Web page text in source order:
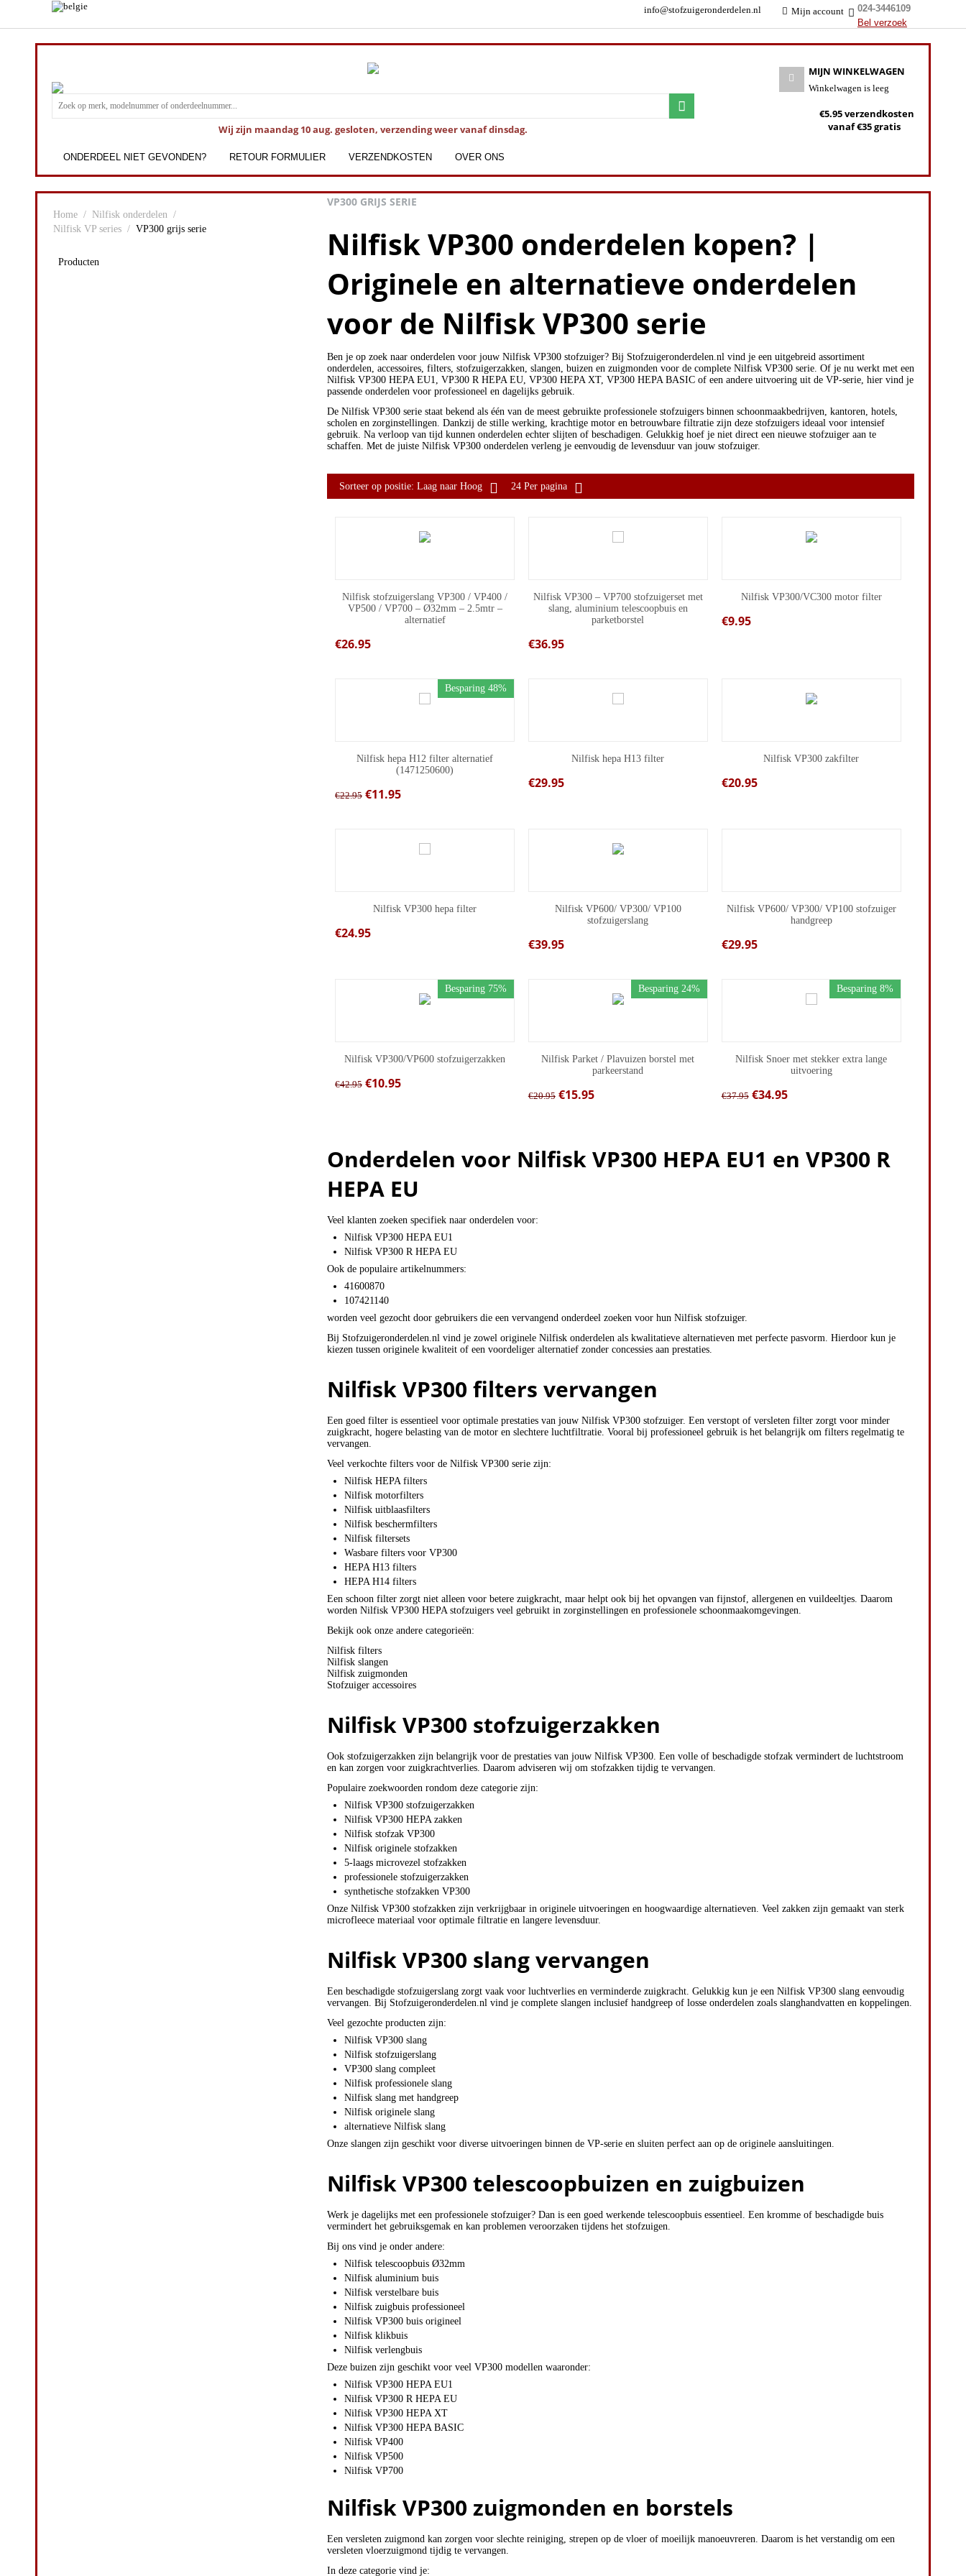
024-3446109
Bel verzoek
Mijn account
info@stofzuigeronderdelen.nl
Wij zijn maandag 10 aug. gesloten, verzending weer vanaf dinsdag.
MIJN WINKELWAGEN
Winkelwagen is leeg
€5.95 verzendkosten
vanaf €35 gratis
ONDERDEEL NIET GEVONDEN? RETOUR FORMULIER VERZENDKOSTEN OVER ONS
Home / Nilfisk onderdelen /
Nilfisk VP series / VP300 grijs serie
Producten
VP300 GRIJS SERIE
Nilfisk VP300 onderdelen kopen? |
Originele en alternatieve onderdelen
voor de Nilfisk VP300 serie
Ben je op zoek naar onderdelen voor jouw Nilfisk VP300 stofzuiger? Bij Stofzuigeronderdelen.nlvind je een uitgebreid assortiment
onderdelen, accessoires, filters, stofzuigerzakken, slangen, buizen en zuigmonden voor de complete Nilfisk VP300 serie. Of je nu werkt met een
Nilfisk VP300 HEPA EU1, VP300 R HEPA EU, VP300 HEPA XT, VP300 HEPA BASIC of een andere uitvoering uit de VP-serie, hier vind je
passende onderdelen voor professioneel en dagelijks gebruik.
De Nilfisk VP300 serie staat bekend als één van de meest gebruikte professionele stofzuigers binnen schoonmaakbedrijven, kantoren, hotels,
scholen en zorginstellingen. Dankzij de stille werking, krachtige motor en betrouwbare filtratie zijn deze stofzuigers ideaal voor intensief
gebruik. Na verloop van tijd kunnen onderdelen echter slijten of beschadigen. Gelukkig hoef je niet direct een nieuwe stofzuiger aan te
schaffen. Met de juiste Nilfisk VP300 onderdelen verleng je eenvoudig de levensduur van jouw stofzuiger.
Sorteer op positie: Laag naar Hoog 24 Per pagina
Nilfisk stofzuigerslang VP300 / VP400 /
VP500 / VP700 – Ø32mm – 2.5mtr –
alternatief
€26.95
Nilfisk VP300 – VP700 stofzuigerset met
slang, aluminium telescoopbuis en
parketborstel
€36.95
Nilfisk VP300/VC300 motor filter
€9.95
Besparing 48%
Nilfisk hepa H12 filter alternatief
(1471250600)
€22.95 €11.95
Nilfisk hepa H13 filter
€29.95
Nilfisk VP300 zakfilter
€20.95
Nilfisk VP300 hepa filter
€24.95
Nilfisk VP600/ VP300/ VP100
stofzuigerslang
€39.95
Nilfisk VP600/ VP300/ VP100 stofzuiger
handgreep
€29.95
Besparing 75%
Nilfisk VP300/VP600 stofzuigerzakken
€42.95 €10.95
Besparing 24%
Nilfisk Parket / Plavuizen borstel met
parkeerstand
€20.95 €15.95
Besparing 8%
Nilfisk Snoer met stekker extra lange
uitvoering
€37.95 €34.95
Onderdelen voor Nilfisk VP300 HEPA EU1 en VP300 R
HEPA EU
Veel klanten zoeken specifiek naar onderdelen voor:
Nilfisk VP300 HEPA EU1
Nilfisk VP300 R HEPA EU
Ook de populaire artikelnummers:
41600870
107421140
worden veel gezocht door gebruikers die een vervangend onderdeel zoeken voor hun Nilfisk stofzuiger.
Bij Stofzuigeronderdelen.nl vind je zowel originele Nilfisk onderdelen als kwalitatieve alternatieven met perfecte pasvorm. Hierdoor kun je
kiezen tussen originele kwaliteit of een voordeliger alternatief zonder concessies aan prestaties.
Nilfisk VP300 filters vervangen
Een goed filter is essentieel voor optimale prestaties van jouw Nilfisk VP300 stofzuiger. Een verstopt of versleten filter zorgt voor minder
zuigkracht, hogere belasting van de motor en slechtere luchtfiltratie. Vooral bij professioneel gebruik is het belangrijk om filters regelmatig te
vervangen.
Veel verkochte filters voor de Nilfisk VP300 serie zijn:
Nilfisk HEPA filters
Nilfisk motorfilters
Nilfisk uitblaasfilters
Nilfisk beschermfilters
Nilfisk filtersets
Wasbare filters voor VP300
HEPA H13 filters
HEPA H14 filters
Een schoon filter zorgt niet alleen voor betere zuigkracht, maar helpt ook bij het opvangen van fijnstof, allergenen en vuildeeltjes. Daarom
worden Nilfisk VP300 HEPA stofzuigers veel gebruikt in zorginstellingen en professionele schoonmaakomgevingen.
Bekijk ook onze andere categorieën:
Nilfisk filters
Nilfisk slangen
Nilfisk zuigmonden
Stofzuiger accessoires
Nilfisk VP300 stofzuigerzakken
Ook stofzuigerzakken zijn belangrijk voor de prestaties van jouw Nilfisk VP300. Een volle of beschadigde stofzak vermindert de luchtstroom
en kan zorgen voor zuigkrachtverlies. Daarom adviseren wij om stofzakken tijdig te vervangen.
Populaire zoekwoorden rondom deze categorie zijn:
Nilfisk VP300 stofzuigerzakken
Nilfisk VP300 HEPA zakken
Nilfisk stofzak VP300
Nilfisk originele stofzakken
5-laags microvezel stofzakken
professionele stofzuigerzakken
synthetische stofzakken VP300
Onze Nilfisk VP300 stofzakken zijn verkrijgbaar in originele uitvoeringen en hoogwaardige alternatieven. Veel zakken zijn gemaakt van sterk
microfleece materiaal voor optimale filtratie en langere levensduur.
Nilfisk VP300 slang vervangen
Een beschadigde stofzuigerslang zorgt vaak voor luchtverlies en verminderde zuigkracht. Gelukkig kun je een Nilfisk VP300 slang eenvoudig
vervangen. Bij Stofzuigeronderdelen.nl vind je complete slangen inclusief handgreep of losse onderdelen zoals slanghandvatten en koppelingen.
Veel gezochte producten zijn:
Nilfisk VP300 slang
Nilfisk stofzuigerslang
VP300 slang compleet
Nilfisk professionele slang
Nilfisk slang met handgreep
Nilfisk originele slang
alternatieve Nilfisk slang
Onze slangen zijn geschikt voor diverse uitvoeringen binnen de VP-serie en sluiten perfect aan op de originele aansluitingen.
Nilfisk VP300 telescoopbuizen en zuigbuizen
Werk je dagelijks met een professionele stofzuiger? Dan is een goed werkende telescoopbuis essentieel. Een kromme of beschadigde buis
vermindert het gebruiksgemak en kan problemen veroorzaken tijdens het stofzuigen.
Bij ons vind je onder andere:
Nilfisk telescoopbuis Ø32mm
Nilfisk aluminium buis
Nilfisk verstelbare buis
Nilfisk zuigbuis professioneel
Nilfisk VP300 buis origineel
Nilfisk klikbuis
Nilfisk verlengbuis
Deze buizen zijn geschikt voor veel VP300 modellen waaronder:
Nilfisk VP300 HEPA EU1
Nilfisk VP300 R HEPA EU
Nilfisk VP300 HEPA XT
Nilfisk VP300 HEPA BASIC
Nilfisk VP400
Nilfisk VP500
Nilfisk VP700
Nilfisk VP300 zuigmonden en borstels
Een versleten zuigmond kan zorgen voor slechte reiniging, strepen op de vloer of moeilijk manoeuvreren. Daarom is het verstandig om een
versleten vloerzuigmond tijdig te vervangen.
In deze categorie vind je: